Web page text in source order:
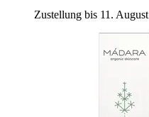
Zustellung bis 11. August